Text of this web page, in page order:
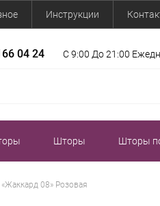
Инструкции
04 24 С 9:00 До 21:00
Шторы Шторы
08» Розовая